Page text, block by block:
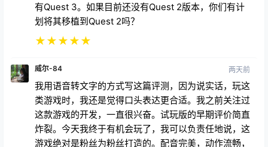
有Quest 3。如果目前还没有Quest 2版本，你们有计
划将其移植到Quest 2吗？
★★★★★
威尔-84 两天前
我用语音转文字的方式写这篇评测，因为说实话，玩这
类游戏时，我还是觉得口头表达更合适。我之前关注过
这款游戏的开发，一直很兴奋。试玩版的早期评价简直
炸裂。今天我终于有机会玩了，我可以负责任地说，这
游戏绝对是粉丝为粉丝打造的。配音完美，动作流畅，